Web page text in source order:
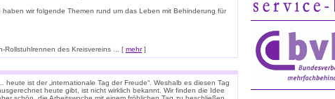
wir folgende Themen rund um das Leben mit Behinderung für
Rollstuhlrennen des Kreisvereins ... [ mehr]
… heute ist der „internationale Tag der Freude“. Weshalb es diesen Tag
heute gibt, ist nicht wirklich bekannt. Wir finden die Idee